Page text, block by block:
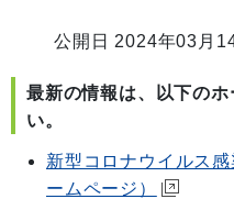
公開日 2024年03月
最新の情報は、以下の
い。
新型コロナウイルス
ームページ）